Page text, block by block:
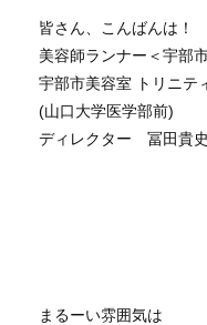
皆さん、こんばんは！
美容師ランナー＜宇部
宇部市美容室 トリニテ
(山口大学医学部前)
ディレクター 冨田貴史
まるーい雰囲気は